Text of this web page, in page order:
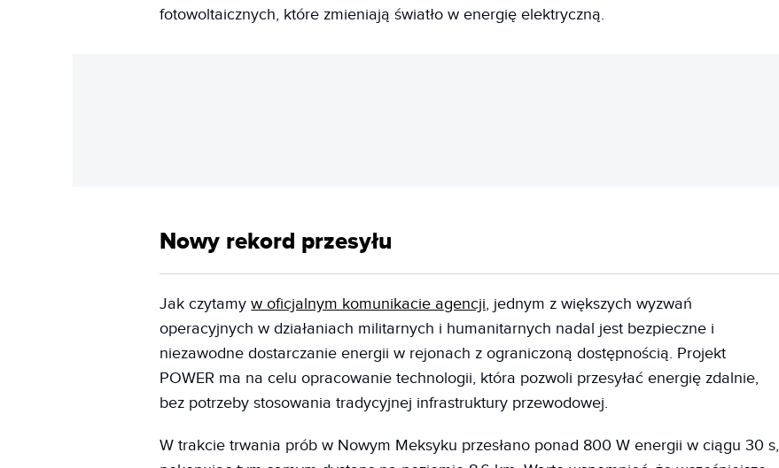
fotowoltaicznych, które zmieniają światło w energię elektryczną.
Nowy rekord przesyłu
Jak czytamyw oficjalnym komunikacie agencji, jednym z większych wyzwań
operacyjnych w działaniach militarnych i humanitarnych nadal jest bezpieczne i
niezawodne dostarczanie energii w rejonach z ograniczoną dostępnością. Projekt
POWER ma na celu opracowanie technologii, która pozwoli przesyłać energię zdalnie,
bez potrzeby stosowania tradycyjnej infrastruktury przewodowej.
W trakcie trwania prób w Nowym Meksyku przesłano ponad 800 W energii w ciągu 30 s,